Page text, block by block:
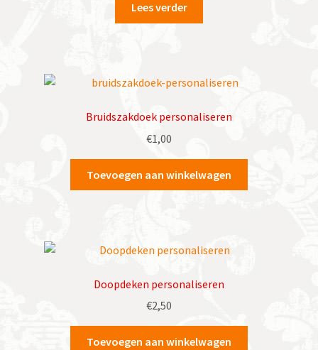
Lees verder
Bruidszakdoek personaliseren
€1,00
Toevoegen aan winkelwagen
Doopdeken personaliseren
€2,50
Toevoegen aan winkelwagen